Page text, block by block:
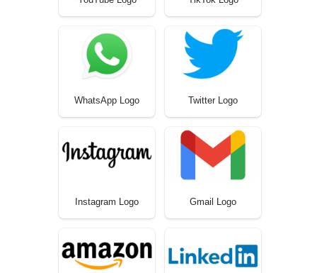
WhatsApp Logo Twitter Logo
Instagram Logo Gmail Logo